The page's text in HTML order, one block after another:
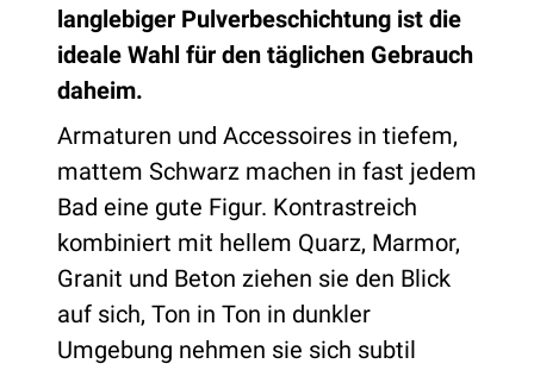
langlebiger Pulverbeschichtung ist die
ideale Wahl für den täglichen Gebrauch
daheim.
Armaturen und Accessoires in tiefem,
mattem Schwarz machen in fast jedem
Bad eine gute Figur. Kontrastreich
kombiniert mit hellem Quarz, Marmor,
Granit und Beton ziehen sie den Blick
auf sich, Ton in Ton in dunkler
Umgebung nehmen sie sich subtil